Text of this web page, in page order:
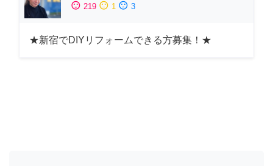
sentiment_satisfied 219 sentiment_neutral 1 sentiment_dissatisfied 3
★新宿でDIYリフォームできる方募集！★